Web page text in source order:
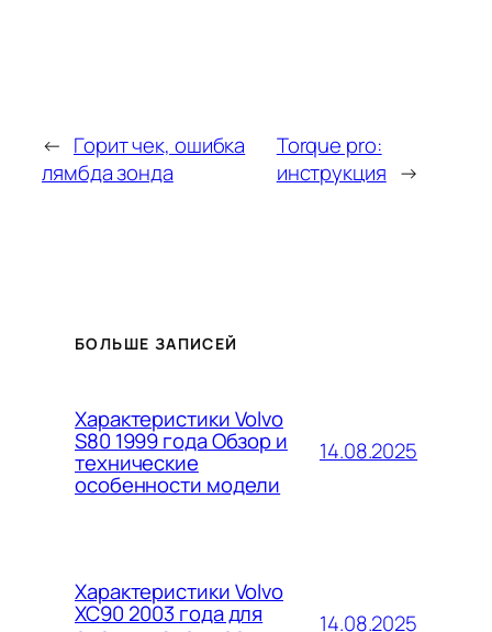
← Горит чек, ошибка
лямбда зонда
Torque pro:
инструкция →
БОЛЬШЕ ЗАПИСЕЙ
Характеристики Volvo
S80 1999 года Обзор и
технические
особенности модели
14.08.2025
Характеристики Volvo
XC90 2003 года для 14.08.2025